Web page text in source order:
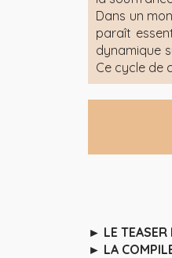
Dans un
paraît
dynamique
Ce cycle de
► LE TEASER
► LA